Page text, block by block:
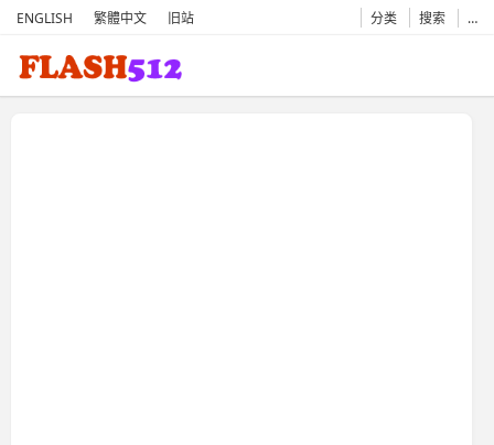
ENGLISH 繁體中文 旧站 分类 搜索 …